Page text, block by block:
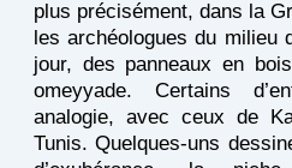
plus précisément, dans la
les archéologues du
jour, des panneaux en
omeyyade. Certains
analogie, avec ceux de
Tunis. Quelques-uns